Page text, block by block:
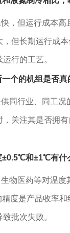
，但运行成本高
，但长期运行成
行的工艺。
个的机组是否真
同行业、同工况
，关注其是否拥
±0.5℃和±1℃有什
物医药等对温度
度是产品收率和
批次失败。